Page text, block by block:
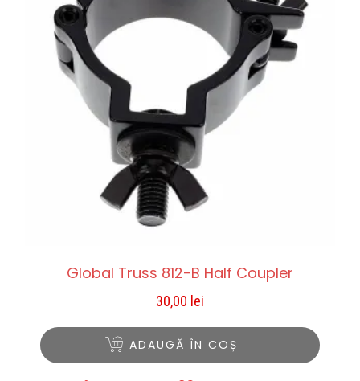
Global Truss 812-B Half Coupler
30,00 lei
ADAUGĂ ÎN COȘ